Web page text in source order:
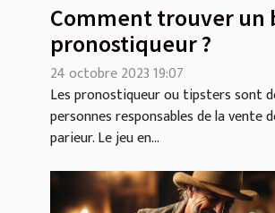
Comment trouver un
pronostiqueur ?
24 octobre 2023 19:07
Les pronostiqueur ou tipsters sont
personnes responsables de la vente
parieur. Le jeu en...